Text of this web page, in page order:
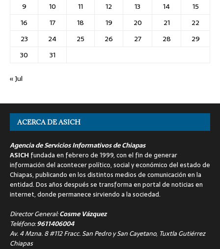
9
10 11 12 13 14
15
16
17 18 19 20 21
22
23
24 25 26 27 28
29
30
31
« Jul
ACERCA DE ASICH
Agencia de Servicios Informativos de Chiapas
ASICH fundada en febrero de 1999, con el fin de generar
información del acontecer político, social y económico del estado de
Chiapas, publicando en los distintos medios de comunicación en la
entidad. Dos años después se transforma en portal de noticias en
internet, donde permanece sirviendo a la sociedad.
Director General:Cosme Vázquez
Teléfono:9611406004
Av. 4 Mzna. 8 #112 Fracc. San Pedro y San Cayetano, Tuxtla Gutiérrez
Chiapas